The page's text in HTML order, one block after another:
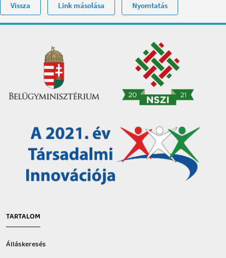
Vissza Link másolása Nyomtatás
TARTALOM
Álláskeresés